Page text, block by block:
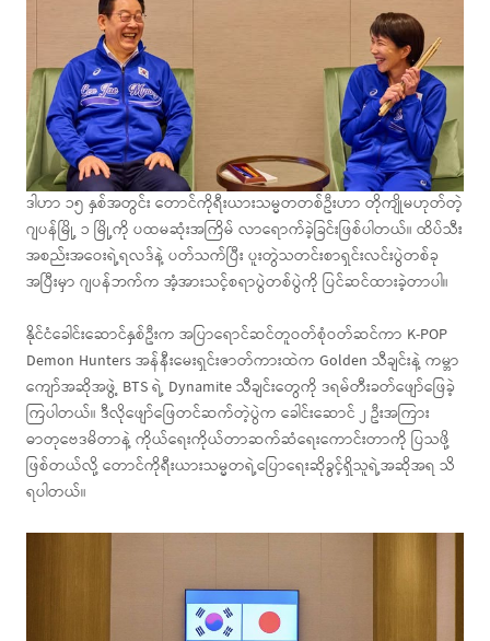
ဒါဟာ ၁၅ နှစ်အတွင်း တောင်ကိုရီးယားသမ္မတတစ်ဦးဟာ တိုကျိုမဟုတ်တဲ့
ဂျပန်မြို့ ၁ မြို့ကို ပထမဆုံးအကြိမ် လာရောက်ခဲ့ခြင်းဖြစ်ပါတယ်။ ထိပ်သီး
အစည်းအဝေးရဲ့ရလဒ်နဲ့ ပတ်သက်ပြီး ပူးတွဲသတင်းစာရှင်းလင်းပွဲတစ်ခု
အပြီးမှာ ဂျပန်ဘက်က အံ့အားသင့်စရာပွဲတစ်ပွဲကို ပြင်ဆင်ထားခဲ့တာပါ။
နိုင်ငံခေါင်းဆောင်နှစ်ဦးက အပြာရောင်ဆင်တူဝတ်စုံဝတ်ဆင်ကာ K-POP
Demon Hunters အန်နီးမေးရှင်းဇာတ်ကားထဲက Golden သီချင်းနဲ့ ကမ္ဘာ
ကျော်အဆိုအဖွဲ့ BTS ရဲ့ Dynamite သီချင်းတွေကို ဒရမ်တီးခတ်ဖျော်ဖြေခဲ့
ကြပါတယ်။ ဒီလိုဖျော်ဖြေတင်ဆက်တဲ့ပွဲက ခေါင်းဆောင် ၂ ဦးအကြား
ဓာတုဗေဒမိတာနဲ့ ကိုယ်ရေးကိုယ်တာဆက်ဆံရေးကောင်းတာကို ပြသဖို့
ဖြစ်တယ်လို့ တောင်ကိုရီးယားသမ္မတရဲ့ပြောရေးဆိုခွင့်ရှိသူရဲ့အဆိုအရ သိ
ရပါတယ်။